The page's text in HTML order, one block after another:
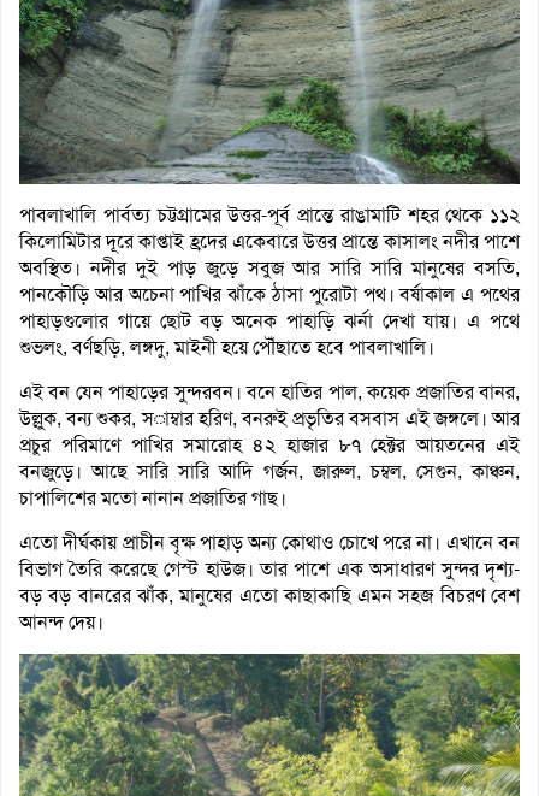
পাবলাখালি পার্বত্য চট্টগ্রামের উত্তর-পূর্ব প্রান্তে রাঙামাটি শহর থেকে ১১২
কিলোমিটার দূরে কাপ্তাই হ্রদের একেবারে উত্তর প্রান্তে কাসালং নদীর পাশে
অবস্থিত। নদীর দুই পাড় জুড়ে সবুজ আর সারি সারি মানুষের বসতি,
পানকৌড়ি আর অচেনা পাখির ঝাঁকে ঠাসা পুরোটা পথ। বর্ষাকাল এ পথের
পাহাড়গুলোর গায়ে ছোট বড় অনেক পাহাড়ি ঝর্না দেখা যায়। এ পথে
শুভলং, বর্ণছড়ি, লঙ্গদু, মাইনী হয়ে পৌঁছাতে হবে পাবলাখালি।
এই বন যেন পাহাড়ের সুন্দরবন। বনে হাতির পাল, কয়েক প্রজাতির বানর,
উল্লুক, বন্য শুকর, সাম্বার হরিণ, বনরুই প্রভৃতির বসবাস এই জঙ্গলে। আর
প্রচুর পরিমাণে পাখির সমারোহ ৪২ হাজার ৮৭ হেক্টর আয়তনের এই
বনজুড়ে। আছে সারি সারি আদি গর্জন, জারুল, চম্বল, সেগুন, কাঞ্চন,
চাপালিশের মতো নানান প্রজাতির গাছ।
এতো দীর্ঘকায় প্রাচীন বৃক্ষ পাহাড় অন্য কোথাও চোখে পরে না। এখানে বন
বিভাগ তৈরি করেছে গেস্ট হাউজ। তার পাশে এক অসাধারণ সুন্দর দৃশ্য-
বড় বড় বানরের ঝাঁক, মানুষের এতো কাছাকাছি এমন সহজ বিচরণ বেশ
আনন্দ দেয়।